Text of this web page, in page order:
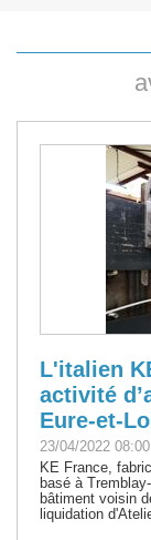
L'italien
activité
Eure-et-
23/04/2022 08:00
KE France,
basé à
bâtiment voisin
liquidation